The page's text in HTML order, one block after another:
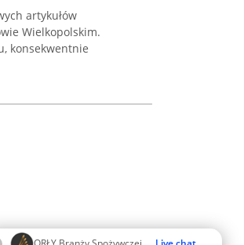
artykułów
Wielkopolskim.
konsekwentnie